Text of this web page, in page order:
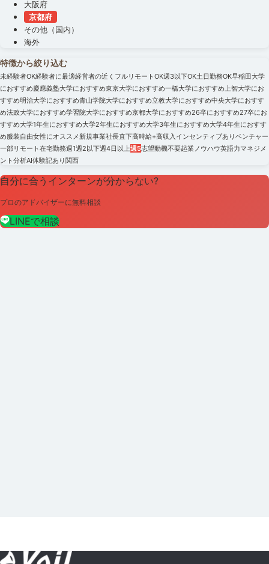
大阪府
京都府
その他（国内）
海外
特徴から絞り込む
未経験者OK経験者に最適経営者の近く フルリモートOK週3以下OK土日勤務OK早稲田大学
におすすめ慶應義塾大学におすすめ東京大学におすすめ一橋大学におすすめ上智大学にお
すすめ明治大学におすすめ青山学院大学におすすめ立教大学におすすめ中央大学におすす
め法政大学におすすめ学習院大学におすすめ京都大学におすすめ26卒におすすめ27卒にお
すすめ大学1年生におすすめ大学2年生におすすめ大学3年生におすすめ大学4年生におすす
め服装自由女性にオススメ新規事業社長直下高時給+高収入 インセンティブありベンチャー
一部リモート在宅勤務週1週2以下週4日以上週5志望動機不要起業ノウハウ英語力マネジメ
ント分析AI体験記あり関西
自分に合うインターンが分からない?
プロのアドバイザーに無料相談
LINEで相談